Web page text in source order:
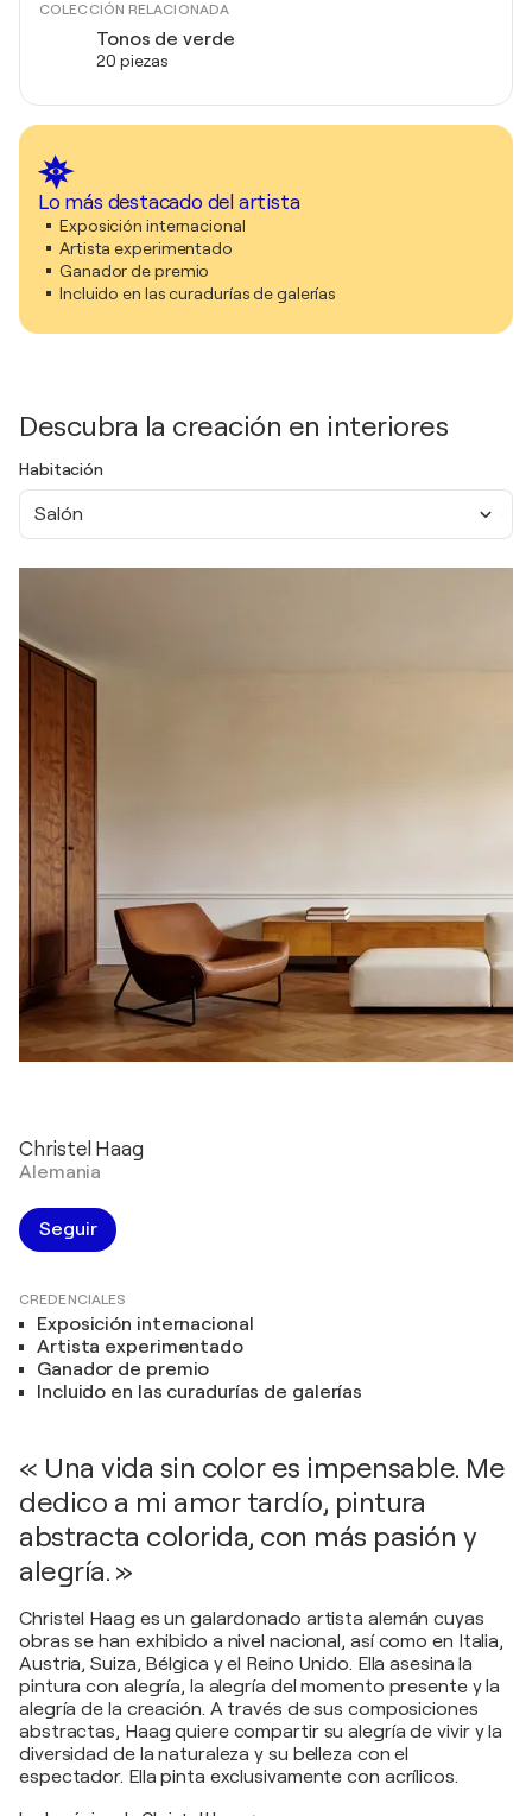
COLECCIÓN RELACIONADA
Tonos de verde
20 piezas
Lo más destacado del artista
Exposición internacional
Artista experimentado
Ganador de premio
Incluido en las curadurías de galerías
Descubra la creación en interiores
Habitación
Salón
Christel Haag
Alemania
Seguir
CREDENCIALES
Exposición internacional
Artista experimentado
Ganador de premio
Incluido en las curadurías de galerías
« Una vida sin color es impensable. Me
dedico a mi amor tardío, pintura
abstracta colorida, con más pasión y
alegría. »
Christel Haag es un galardonado artista alemán cuyas
obras se han exhibido a nivel nacional, así como en Italia,
Austria, Suiza, Bélgica y el Reino Unido. Ella asesina la
pintura con alegría, la alegría del momento presente y la
alegría de la creación. A través de sus composiciones
abstractas, Haag quiere compartir su alegría de vivir y la
diversidad de la naturaleza y su belleza con el
espectador. Ella pinta exclusivamente con acrílicos.